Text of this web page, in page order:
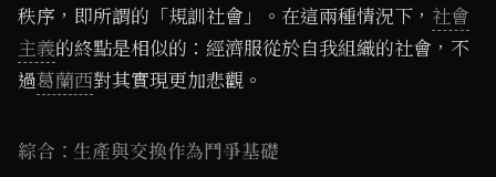
秩序，即所謂的「規訓社會」。在這兩種情況下， 社會
主義的終點是相似的：經濟服從於自我組織的社會，不
過葛蘭西對其實現更加悲觀。
綜合：生產與交換作為鬥爭基礎